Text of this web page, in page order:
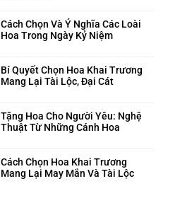
Cách Chọn Và Ý Nghĩa Các Loài
Hoa Trong Ngày Kỷ Niệm
Bí Quyết Chọn Hoa Khai Trương
Mang Lại Tài Lộc, Đại Cát
Tặng Hoa Cho Người Yêu: Nghệ
Thuật Từ Những Cánh Hoa
Cách Chọn Hoa Khai Trương
Mang Lại May Mắn Và Tài Lộc